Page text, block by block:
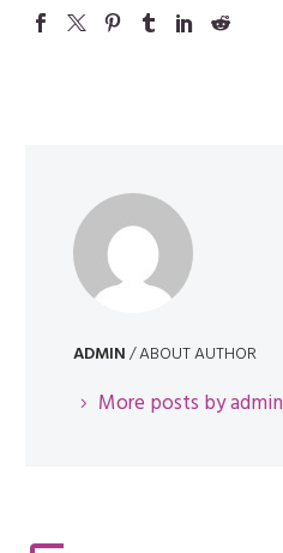
ADMIN/ ABOUT AUTHOR
More posts by admin